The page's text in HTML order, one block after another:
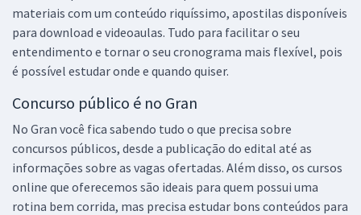
materiais com um conteúdo riquíssimo, apostilas disponíveis
para download e videoaulas. Tudo para facilitar o seu
entendimento e tornar o seu cronograma mais flexível, pois
é possível estudar onde e quando quiser.
Concurso público é no Gran
No Gran você fica sabendo tudo o que precisa sobre
concursos públicos, desde a publicação do edital até as
informações sobre as vagas ofertadas. Além disso, os cursos
online que oferecemos são ideais para quem possui uma
rotina bem corrida, mas precisa estudar bons conteúdos para